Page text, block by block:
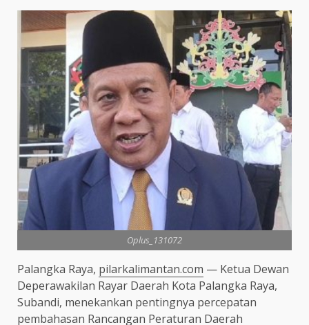
Oplus_131072
Palangka Raya, pilarkalimantan.com — Ketua Dewan
Deperawakilan Rayar Daerah Kota Palangka Raya,
Subandi, menekankan pentingnya percepatan
pembahasan Rancangan Peraturan Daerah